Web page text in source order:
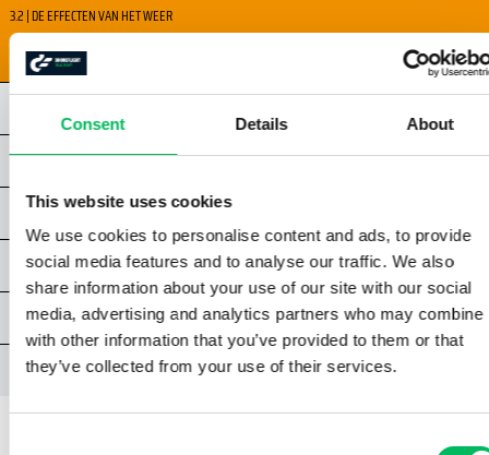
Consent Details About
This website uses cookies
We use cookies to personalise content and ads, to provide
social media features and to analyse our traffic. We also
share information about your use of our site with our social
media, advertising and analytics partners who may combine
with other information that you’ve provided to them or that
they’ve collected from your use of their services.
3.2 | DE EFFECTEN VAN HET WEER
3.3 | WEERSINFORMATIE VERKRIJGEN
HOOFDSTUK 5 - STS
HOOFDSTUK 6 - STS
BIJLAGES STS
OEFENOPDRACHTEN
EXAMEN STS